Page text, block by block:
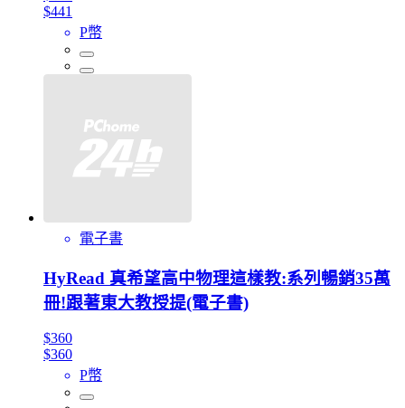
$441
P幣
電子書
HyRead 真希望高中物理這樣教:系列暢銷35萬
冊!跟著東大教授提(電子書)
$360
$360
P幣